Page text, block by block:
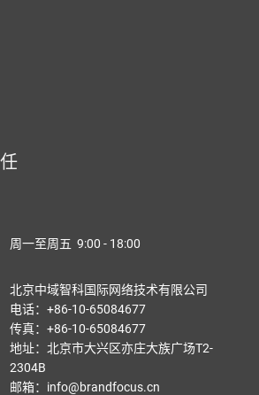
周一至周五 9:00 - 18:00
北京中域智科国际网络技术有限公司
电话：+86-10-65084677
传真：+86-10-65084677
地址：北京市大兴区亦庄大族广场T2-
2304B
邮箱：info@brandfocus.cn